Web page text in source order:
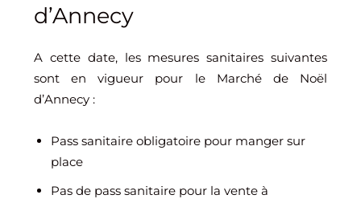
d’Annecy
A cette date, les mesures sanitaires suivantes
sont en vigueur pour le Marché de Noël
d’Annecy :
Pass sanitaire obligatoire pour manger sur
place
Pas de pass sanitaire pour la vente à